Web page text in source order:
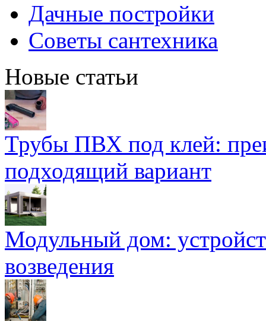
Дачные постройки
Советы сантехника
Новые статьи
Трубы ПВХ под клей:
подходящий вариант
Модульный дом:
возведения